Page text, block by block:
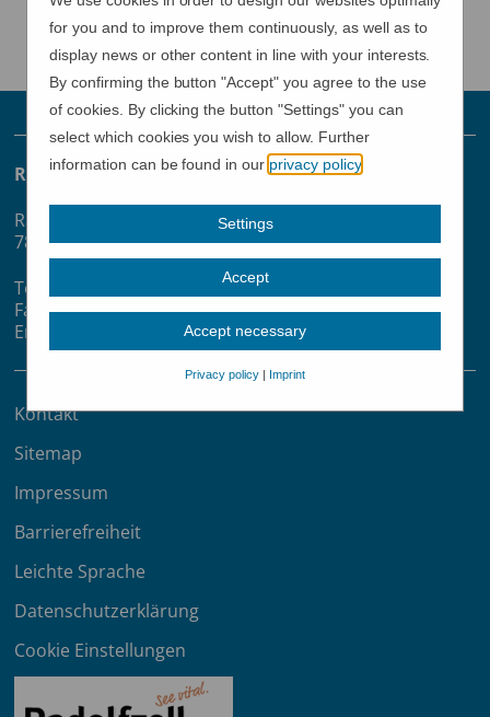
for you and to improve them continuously, as well as to
display news or other content in line with your interests.
By confirming the button "Accept" you agree to the use
of cookies. By clicking the button "Settings" you can
select which cookies you wish to allow. Further
information can be found in ourprivacy policy.
Settings
Accept
Accept necessary
Privacy policy| Imprint
Ratoldus Gemeinschaftsschule
Ratoldusstraße 29-31
78315 Radolfzell
Telefon: 07732-92540
Fax: 07732-925430
Email: sekretariat(at)ratoldusgms.de
Kontakt
Sitemap
Impressum
Barrierefreiheit
Leichte Sprache
Datenschutzerklärung
Cookie Einstellungen